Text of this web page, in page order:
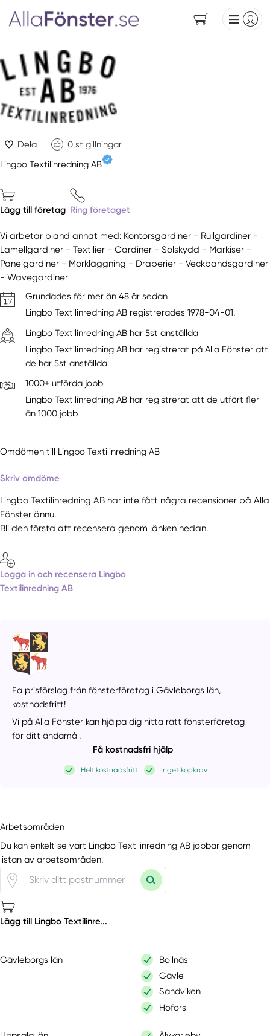
Dela 0 st gillningar
Lingbo Textilinredning AB
Lägg till företag Ring företaget
Vi arbetar bland annat med: Kontorsgardiner - Rullgardiner -
Lamellgardiner - Textilier - Gardiner - Solskydd - Markiser -
Panelgardiner - Mörkläggning - Draperier - Veckbandsgardiner
- Wavegardiner
Grundades för mer än 48 år sedan
Lingbo Textilinredning AB registrerades 1978-04-01.
Lingbo Textilinredning AB har 5st anställda
Lingbo Textilinredning AB har registrerat på Alla Fönster att
de har 5st anställda.
1000+ utförda jobb
Lingbo Textilinredning AB har registrerat att de utfört fler
än 1000 jobb.
Omdömen till Lingbo Textilinredning AB
Skriv omdöme
Lingbo Textilinredning AB har inte fått några recensioner på Alla
Fönster ännu.
Bli den första att recensera genom länken nedan.
Logga in och recensera Lingbo
Textilinredning AB
Få prisförslag från fönsterföretag i Gävleborgs län,
kostnadsfritt!
Vi på Alla Fönster kan hjälpa dig hitta rätt fönsterföretag
för ditt ändamål.
Få kostnadsfri hjälp
Helt kostnadsfritt Inget köpkrav
Arbetsområden
Du kan enkelt se vart Lingbo Textilinredning AB jobbar genom
listan av arbetsområden.
Lägg till Lingbo Textilinre...
Gävleborgs län
Bollnäs
Gävle
Sandviken
Hofors